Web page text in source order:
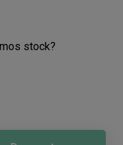
stock?